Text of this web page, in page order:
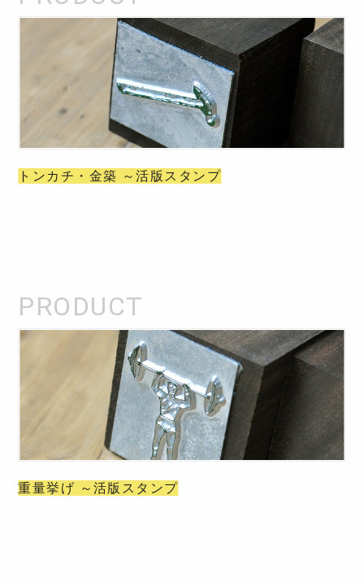
トンカチ・金築 ～活版スタンプ
重量挙げ ～活版スタンプ